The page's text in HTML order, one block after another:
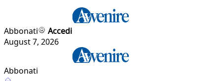
Abbonati
Accedi
August 7, 2026
Abbonati